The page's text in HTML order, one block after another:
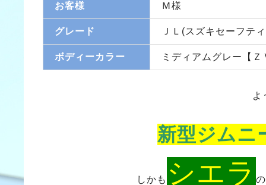
お客様 Ｍ様
グレード ＪＬ(スズキセーフテ
ボディーカラー ミディアムグレー【Ｚ
よ
新型ジムニ
しかも シエラ